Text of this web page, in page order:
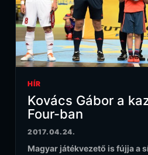
HÍR
Kovács Gábor a
Four-ban
2017.04.24.
Magyar játékvezető is fújja a